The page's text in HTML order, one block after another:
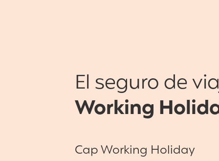
Cap Working Holiday
El seguro de
Working